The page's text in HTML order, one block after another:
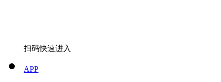
扫码快速进入
APP